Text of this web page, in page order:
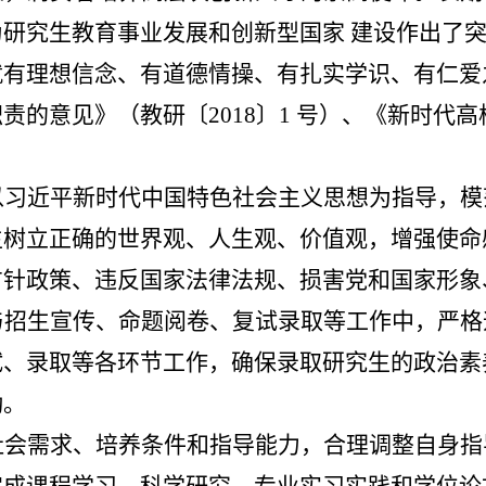
究生教育事业发展和创新型国家 建设作出了
理想信念、有道德情操、有扎实学识、有仁
的意见》（教研〔2018〕 1 号）、《新时代
近平新时代中国特色社会主义思想为指导，
立正确的世界观、人生观、价值观，增强使
政策、违反国家法律法规、损害党和国家形
生宣传、命题阅卷、复试录取等工作中，严
录取等各环节工作，确保录取研究生的政治
需求、培养条件和指导能力，合理调整自身